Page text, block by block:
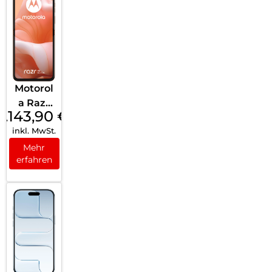
Motorol
a Razr
40 Ultra
256 GB
Stardus
t
1.143,90 €
inkl. MwSt.
Mehr
erfahren